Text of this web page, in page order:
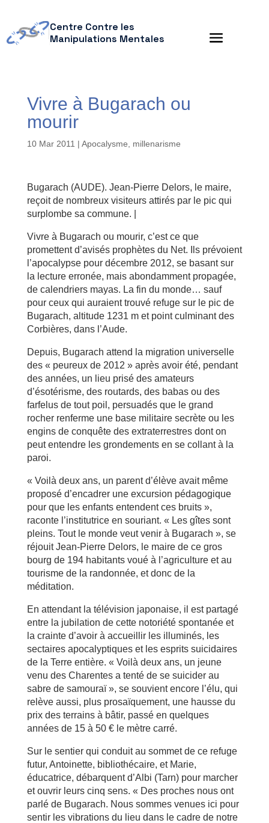
Centre Contre les
Manipulations Mentales
Vivre à Bugarach ou
mourir
10 Mar 2011 | Apocalysme, millenarisme
Bugarach (AUDE). Jean-Pierre Delors, le maire,
reçoit de nombreux visiteurs attirés par le pic qui
surplombe sa commune. |
Vivre à Bugarach ou mourir, c’est ce que
promettent d’avisés prophètes du Net. Ils prévoient
l’apocalypse pour décembre 2012, se basant sur
la lecture erronée, mais abondamment propagée,
de calendriers mayas. La fin du monde… sauf
pour ceux qui auraient trouvé refuge sur le pic de
Bugarach, altitude 1231 m et point culminant des
Corbières, dans l’Aude.
Depuis, Bugarach attend la migration universelle
des « peureux de 2012 » après avoir été, pendant
des années, un lieu prisé des amateurs
d’ésotérisme, des routards, des babas ou des
farfelus de tout poil, persuadés que le grand
rocher renferme une base militaire secrète ou les
engins de conquête des extraterrestres dont on
peut entendre les grondements en se collant à la
paroi.
« Voilà deux ans, un parent d’élève avait même
proposé d’encadrer une excursion pédagogique
pour que les enfants entendent ces bruits »,
raconte l’institutrice en souriant. « Les gîtes sont
pleins. Tout le monde veut venir à Bugarach », se
réjouit Jean-Pierre Delors, le maire de ce gros
bourg de 194 habitants voué à l’agriculture et au
tourisme de la randonnée, et donc de la
méditation.
En attendant la télévision japonaise, il est partagé
entre la jubilation de cette notoriété spontanée et
la crainte d’avoir à accueillir les illuminés, les
sectaires apocalyptiques et les esprits suicidaires
de la Terre entière. « Voilà deux ans, un jeune
venu des Charentes a tenté de se suicider au
sabre de samouraï », se souvient encore l’élu, qui
relève aussi, plus prosaïquement, une hausse du
prix des terrains à bâtir, passé en quelques
années de 15 à 50 € le mètre carré.
Sur le sentier qui conduit au sommet de ce refuge
futur, Antoinette, bibliothécaire, et Marie,
éducatrice, débarquent d’Albi (Tarn) pour marcher
et ouvrir leurs cinq sens. « Des proches nous ont
parlé de Bugarach. Nous sommes venues ici pour
sentir les vibrations du lieu dans le cadre de notre